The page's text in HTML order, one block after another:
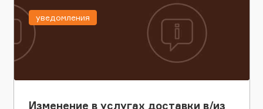
Изменение в услугах доставки в/из
уведомления